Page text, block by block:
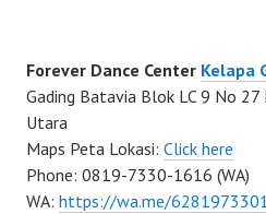
Forever Dance Center Kelapa
Gading Batavia Blok LC 9 No 27
Utara
Maps Peta Lokasi: Click here
Phone: 0819-7330-1616 (WA)
WA: https://wa.me/